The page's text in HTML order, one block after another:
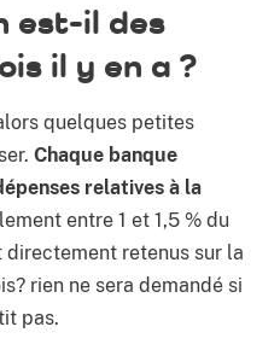
est-il des
il y en a ?
quelques petites
Chaque banque
relatives à la
entre 1 et 1,5 % du
retenus sur la
rien ne sera demandé si
pas.